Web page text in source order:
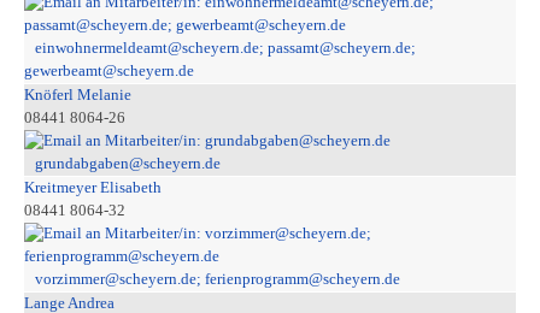
einwohnermeldeamt@scheyern.de; passamt@scheyern.de;
gewerbeamt@scheyern.de
Knöferl Melanie
08441 8064-26
grundabgaben@scheyern.de
Kreitmeyer Elisabeth
08441 8064-32
vorzimmer@scheyern.de; ferienprogramm@scheyern.de
Lange Andrea